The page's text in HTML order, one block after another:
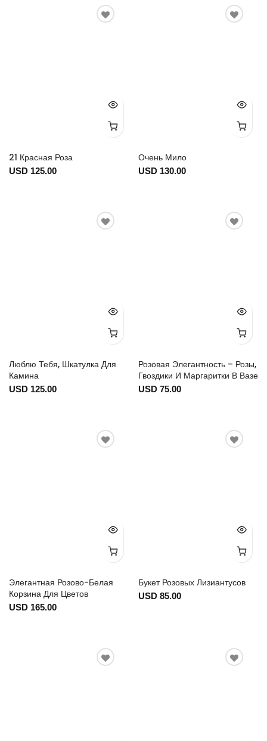
21 Красная Роза
USD 125.00
Очень Мило
USD 130.00
Люблю Тебя, Шкатулка Для
Камина
USD 125.00
Розовая Элегантность – Розы,
Гвоздики И Маргаритки В Вазе
USD 75.00
Элегантная Розово-Белая
Корзина Для Цветов
USD 165.00
Букет Розовых Лизиантусов
USD 85.00